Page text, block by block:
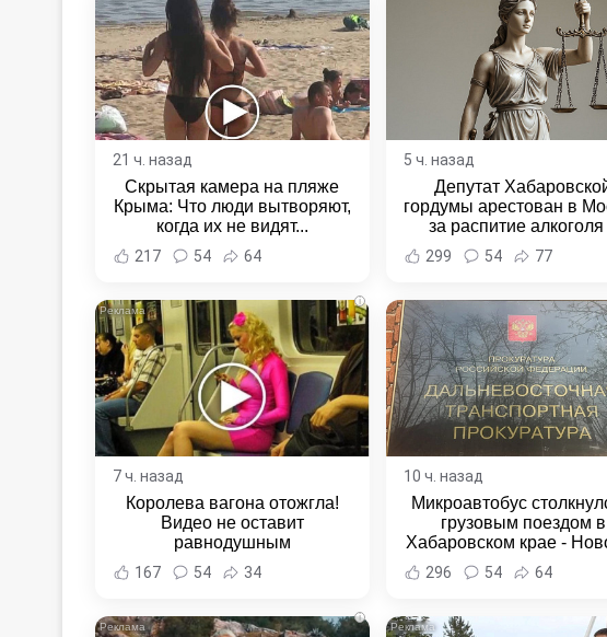
21 ч. назад
Скрытая камера на пляже
Крыма: Что люди вытворяют,
когда их не видят...
217 54 64
5 ч. назад
Депутат
гордумы арестован в
за распитие алкоголя
неповиновение
Новости Хабаровска и
299 54 77
i
7 ч. назад
Королева вагона отожгла!
Видео не оставит
равнодушным
167 54 34
10 ч. назад
Микроавтобус
грузовым поездом в
Хабаровском крае -
Хабаровска и
края
296 54 64
i